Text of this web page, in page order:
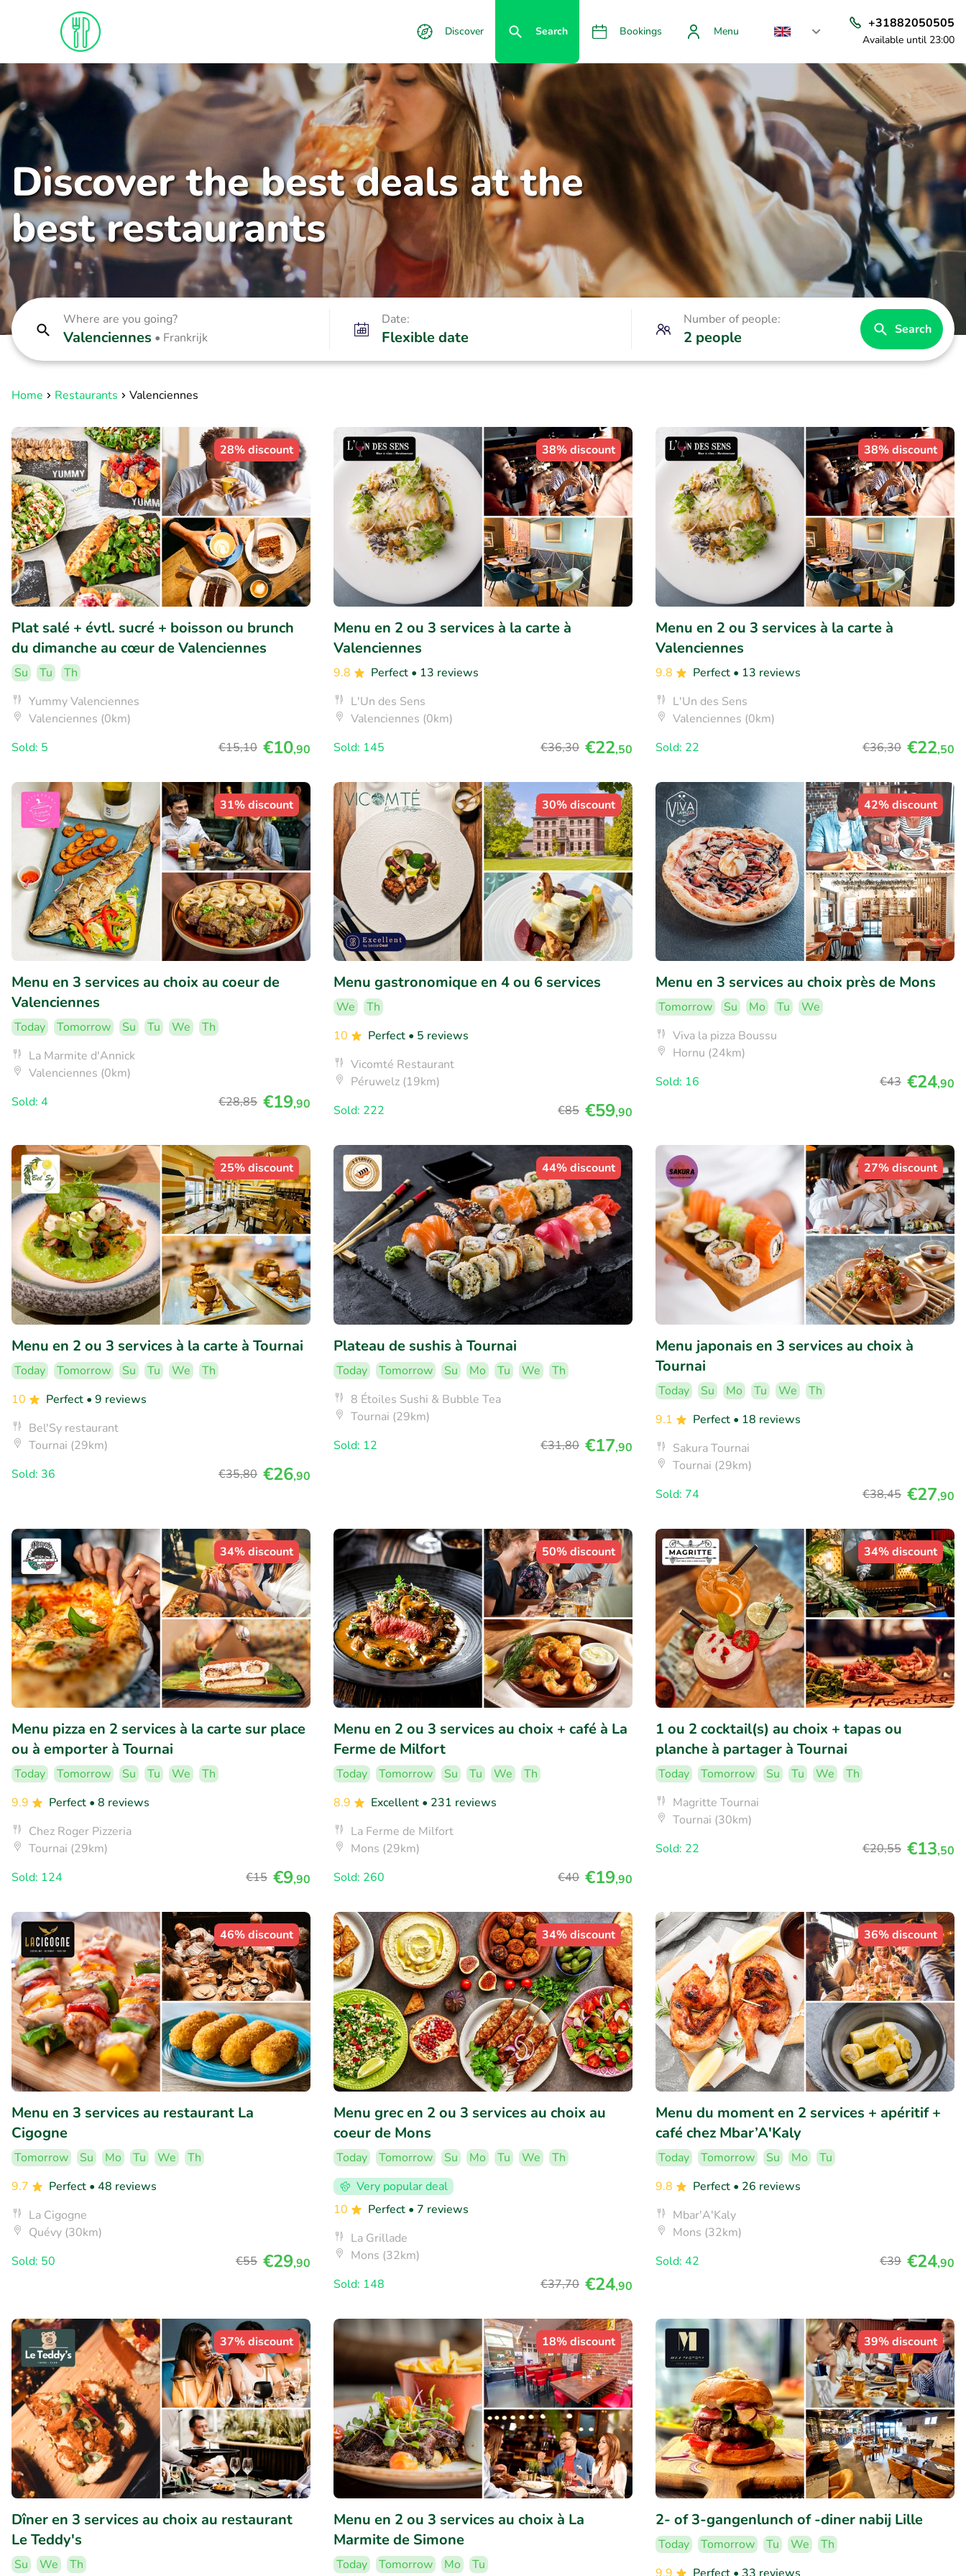
Discover Search Bookings Menu
+31882050505
Available until 23:00
Discover the best deals at the
best restaurants
Where are you going?
Valenciennes • Frankrijk
Date:
Flexible date
Number of people:
2 people Search
Home Restaurants Valenciennes
28% discount
Plat salé + évtl. sucré + boisson ou brunch
du dimanche au cœur de Valenciennes
Su Tu
Th
Yummy Valenciennes
Valenciennes (0km)
Sold: 5
€15,10 €10,90
38% discount
Menu en 2 ou 3 services à la carte à
Valenciennes
9.8 Perfect • 13 reviews
L'Un des Sens
Valenciennes (0km)
Sold: 145
€36,30 €22,50
38% discount
Menu en 2 ou 3 services à la carte à
Valenciennes
9.8 Perfect • 13 reviews
L'Un des Sens
Valenciennes (0km)
Sold: 22
€36,30 €22,50
31% discount
Menu en 3 services au choix au coeur de
Valenciennes
Today Tomorrow Su Tu We
Th
La Marmite d'Annick
Valenciennes (0km)
Sold: 4
€28,85 €19,90
30% discount
Menu gastronomique en 4 ou 6 services
We
Th
10
Perfect • 5 reviews
Vicomté Restaurant
Péruwelz (19km)
Sold: 222
€85 €59,90
42% discount
Menu en 3 services au choix près de Mons
Tomorrow Su Mo Tu
We
Viva la pizza Boussu
Hornu (24km)
Sold: 16
€43 €24,90
25% discount
Menu en 2 ou 3 services à la carte à Tournai
Today Tomorrow Su Tu We
Th
10
Perfect • 9 reviews
Bel'Sy restaurant
Tournai (29km)
Sold: 36
€35,80 €26,90
44% discount
Plateau de sushis à Tournai
Today Tomorrow Su Mo Tu We
Th
8 Étoiles Sushi & Bubble Tea
Tournai (29km)
Sold: 12
€31,80 €17,90
27% discount
Menu japonais en 3 services au choix à
Tournai
Today Su Mo Tu We
Th
9.1
Perfect • 18 reviews
Sakura Tournai
Tournai (29km)
Sold: 74
€38,45 €27,90
34% discount
Menu pizza en 2 services à la carte sur place
ou à emporter à Tournai
Today Tomorrow Su Tu We
Th
9.9
Perfect • 8 reviews
Chez Roger Pizzeria
Tournai (29km)
Sold: 124
€15 €9,90
50% discount
Menu en 2 ou 3 services au choix + café à La
Ferme de Milfort
Today Tomorrow Su Tu We
Th
8.9
Excellent • 231 reviews
La Ferme de Milfort
Mons (29km)
Sold: 260
€40 €19,90
34% discount
1 ou 2 cocktail(s) au choix + tapas ou
planche à partager à Tournai
Today Tomorrow Su Tu We
Th
Magritte Tournai
Tournai (30km)
Sold: 22
€20,55 €13,50
46% discount
Menu en 3 services au restaurant La
Cigogne
Tomorrow Su Mo Tu We
Th
9.7
Perfect • 48 reviews
La Cigogne
Quévy (30km)
Sold: 50
€55 €29,90
34% discount
Menu grec en 2 ou 3 services au choix au
coeur de Mons
Today Tomorrow Su Mo Tu We
Th
Very popular deal
10
Perfect • 7 reviews
La Grillade
Mons (32km)
Sold: 148
€37,70 €24,90
36% discount
Menu du moment en 2 services + apéritif +
café chez Mbar’A'Kaly
Today Tomorrow Su Mo
Tu
9.8
Perfect • 26 reviews
Mbar'A'Kaly
Mons (32km)
Sold: 42
€39 €24,90
37% discount
Dîner en 3 services au choix au restaurant
Le Teddy's
Su We Th
18% discount
Menu en 2 ou 3 services au choix à La
Marmite de Simone
Today Tomorrow Mo Tu
39% discount
2- of 3-gangenlunch of -diner nabij Lille
Today Tomorrow Tu We
Th
9.9
Perfect • 33 reviews